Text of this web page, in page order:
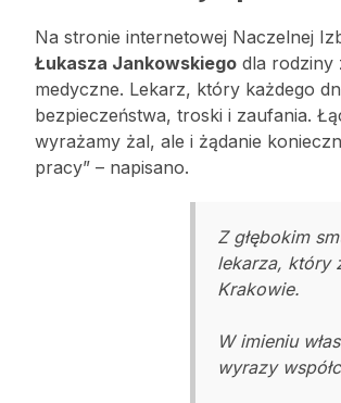
Na stronie internetowej Naczelnej
Łukasza Jankowskiego dla rodziny
medyczne. Lekarz, który każdego
bezpieczeństwa, troski i zaufania.
wyrażamy żal, ale i żądanie
pracy” – napisano.
Z głębokim
lekarza, który
Krakowie.
W imieniu
wyrazy